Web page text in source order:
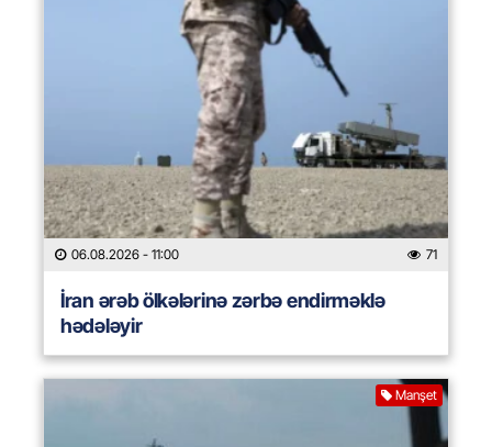
06.08.2026 - 11:00 71
İran ərəb ölkələrinə zərbə endirməklə
hədələyir
Manşet